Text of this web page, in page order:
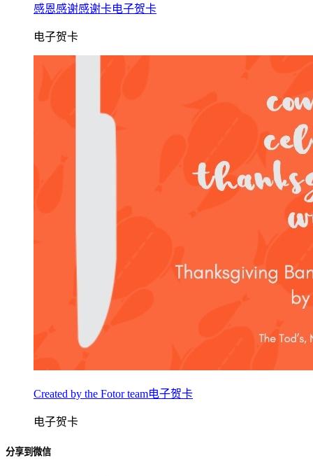
感恩感谢感谢卡电子贺卡
电子贺卡
Created by the Fotor team电子贺卡
电子贺卡
分享到微信